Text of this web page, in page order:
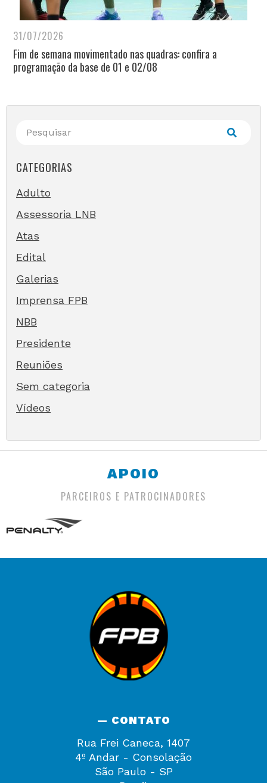
31/07/2026
Fim de semana movimentado nas quadras: confira a
programação da base de 01 e 02/08
CATEGORIAS
Adulto
Assessoria LNB
Atas
Edital
Galerias
Imprensa FPB
NBB
Presidente
Reuniões
Sem categoria
Vídeos
APOIO
PARCEIROS E PATROCINADORES
— CONTATO
Rua Frei Caneca, 1407
4º Andar - Consolação
São Paulo - SP